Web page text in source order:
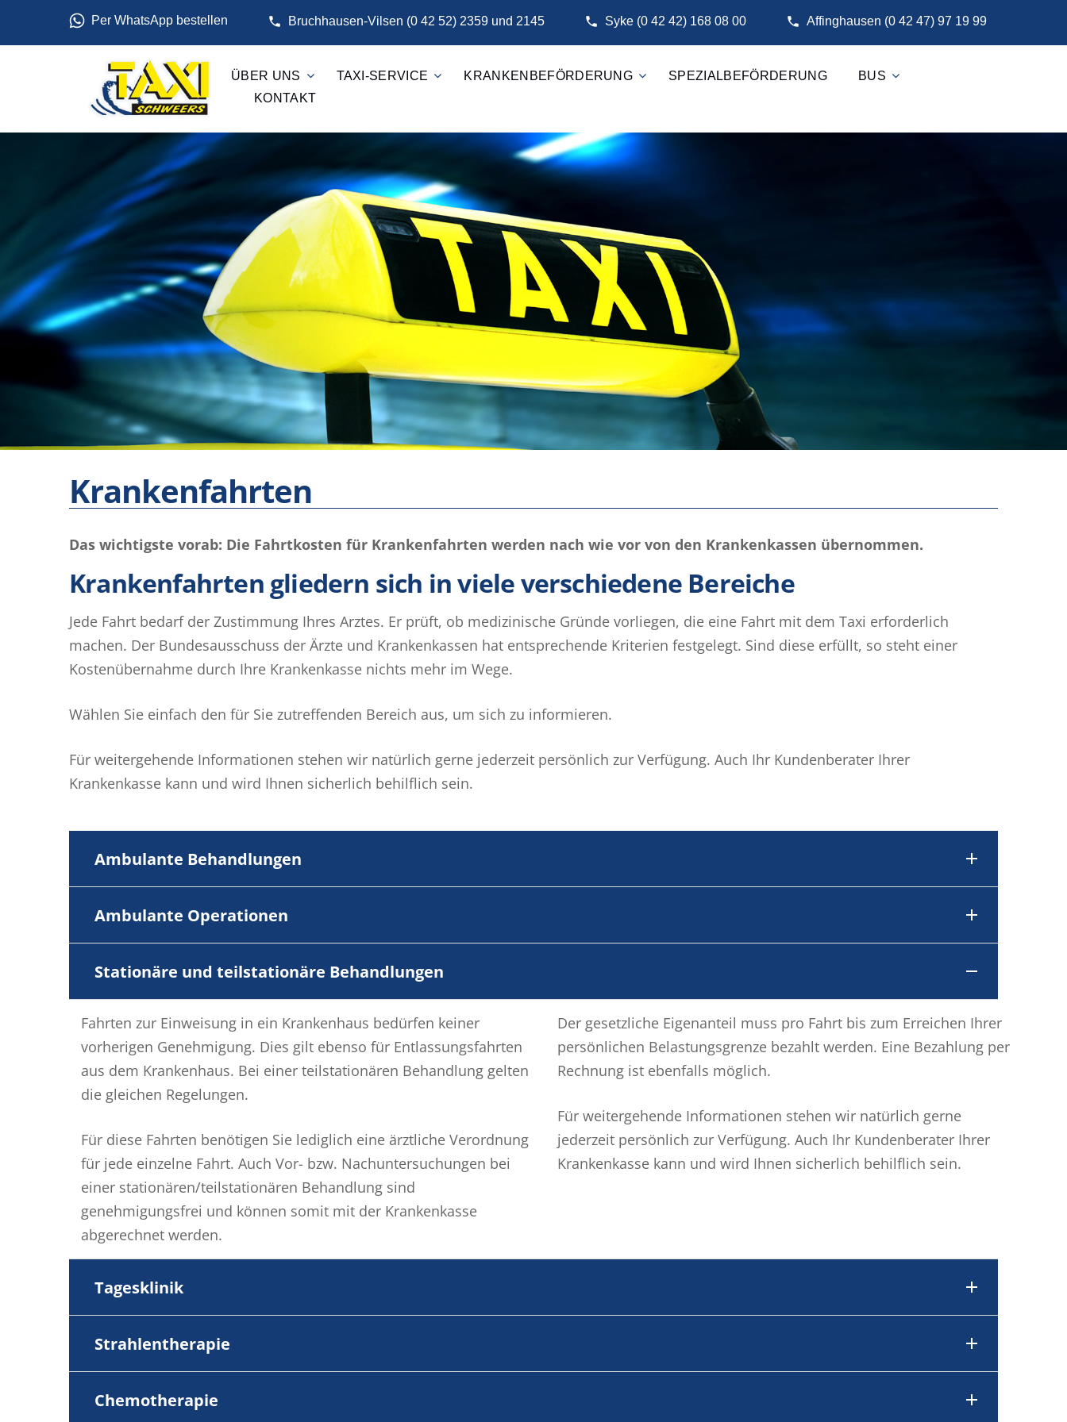
Per WhatsApp bestellen Bruchhausen-Vilsen (0 42 52) 2359 und 2145 Syke (0 42 42) 168 08 00 Affinghausen (0 42 47) 97 19 99
ÜBER UNS TAXI-SERVICE KRANKENBEFÖRDERUNG SPEZIALBEFÖRDERUNG
BUS
KONTAKT
Krankenfahrten
Das wichtigste vorab: Die Fahrtkosten für Krankenfahrten werden nach wie vor von den Krankenkassen übernommen.
Krankenfahrten gliedern sich in viele verschiedene Bereiche
Jede Fahrt bedarf der Zustimmung Ihres Arztes. Er prüft, ob medizinische Gründe vorliegen, die eine Fahrt mit dem Taxi erforderlich
machen. Der Bundesausschuss der Ärzte und Krankenkassen hat entsprechende Kriterien festgelegt. Sind diese erfüllt, so steht einer
Kostenübernahme durch Ihre Krankenkasse nichts mehr im Wege.
Wählen Sie einfach den für Sie zutreffenden Bereich aus, um sich zu informieren.
Für weitergehende Informationen stehen wir natürlich gerne jederzeit persönlich zur Verfügung. Auch Ihr Kundenberater Ihrer
Krankenkasse kann und wird Ihnen sicherlich behilflich sein.
Ambulante Behandlungen
Ambulante Operationen
Stationäre und teilstationäre Behandlungen
Fahrten zur Einweisung in ein Krankenhaus bedürfen keiner
vorherigen Genehmigung. Dies gilt ebenso für Entlassungsfahrten
aus dem Krankenhaus. Bei einer teilstationären Behandlung gelten
die gleichen Regelungen.
Für diese Fahrten benötigen Sie lediglich eine ärztliche Verordnung
für jede einzelne Fahrt. Auch Vor- bzw. Nachuntersuchungen bei
einer stationären/teilstationären Behandlung sind
genehmigungsfrei und können somit mit der Krankenkasse
abgerechnet werden.
Der gesetzliche Eigenanteil muss pro Fahrt bis zum Erreichen Ihrer
persönlichen Belastungsgrenze bezahlt werden. Eine Bezahlung per
Rechnung ist ebenfalls möglich.
Für weitergehende Informationen stehen wir natürlich gerne
jederzeit persönlich zur Verfügung. Auch Ihr Kundenberater Ihrer
Krankenkasse kann und wird Ihnen sicherlich behilflich sein.
Tagesklinik
Strahlentherapie
Chemotherapie